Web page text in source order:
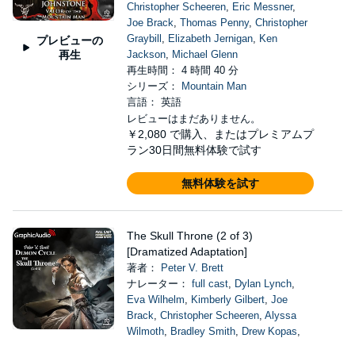
プレビューの
再生
Christopher Scheeren, Eric Messner,
Joe Brack, Thomas Penny, Christopher
Graybill , Elizabeth Jernigan, Ken
Jackson, Michael Glenn
再生時間： 4 時間 40 分
シリーズ：
Mountain Man
言語： 英語
レビューはまだありません。
￥2,080 で購入、またはプレミアムプ
ラン30日間無料体験で試す
無料体験を試す
The Skull Throne (2 of 3)
[Dramatized Adaptation]
著者：
Peter V. Brett
ナレーター： full cast, Dylan Lynch,
Eva Wilhelm, Kimberly Gilbert, Joe
Brack, Christopher Scheeren, Alyssa
Wilmoth, Bradley Smith, Drew Kopas,